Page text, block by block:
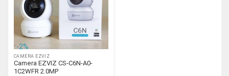
CAMERA EZVIZ
Camera EZVIZ CS-C6N-A0-
1C2WFR 2.0MP
-2%